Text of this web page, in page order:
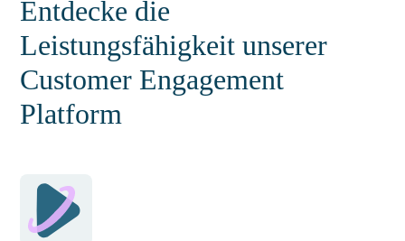
Entdecke die
Leistungsfähigkeit unserer
Customer Engagement
Platform